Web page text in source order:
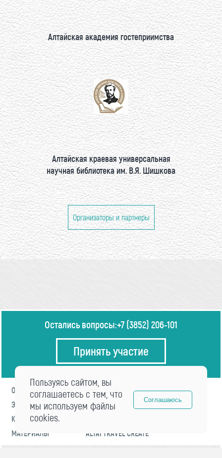
Алтайская академия гостеприимства
Алтайская краевая универсальная
научная библиотека им. В.Я. Шишкова
Организаторы и партнеры
Остались вопросы:+7 (3852) 206-101
Принять участие
О ФОРУМЕ
ПРОГРАММА
ЭКСПЕРТЫ
НОВОСТИ
КОНТАКТЫ
МАТЕРИАЛЫ
ALTAI TRAVEL CREATE
Пользуясь сайтом, вы
соглашаетесь с тем, что
мы используем файлы
cookies.
Соглашаюсь